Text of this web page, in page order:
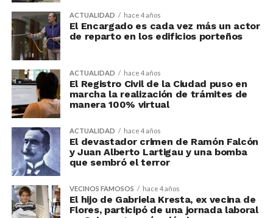
ACTUALIDAD hace 4 años
El Encargado es cada vez más un actor
de reparto en los edificios porteños
ACTUALIDAD hace 4 años
El Registro Civil de la Ciudad puso en
marcha la realización de trámites de
manera 100% virtual
ACTUALIDAD hace 4 años
El devastador crimen de Ramón Falcón
y Juan Alberto Lartigau y una bomba
que sembró el terror
VECINOS FAMOSOS hace 4 años
El hijo de Gabriela Kresta, ex vecina de
Flores, participó de una jornada laboral